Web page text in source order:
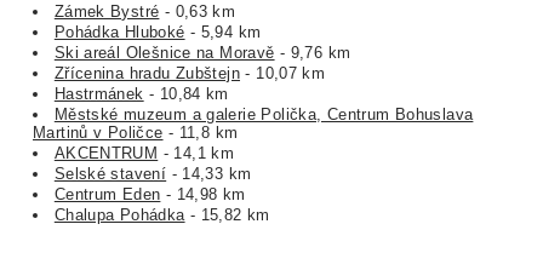
Zámek Bystré - 0,63 km
Pohádka Hluboké - 5,94 km
Ski areál Olešnice na Moravě - 9,76 km
Zřícenina hradu Zubštejn - 10,07 km
Hastrmánek - 10,84 km
Městské muzeum a galerie Polička, Centrum Bohuslava
Martinů v Poličce - 11,8 km
AKCENTRUM - 14,1 km
Selské stavení - 14,33 km
Centrum Eden - 14,98 km
Chalupa Pohádka - 15,82 km